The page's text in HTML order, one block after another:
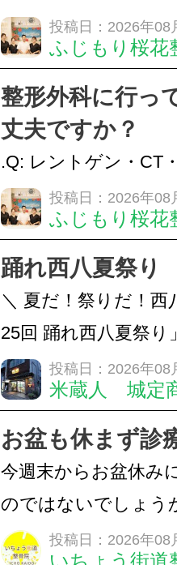
か？A：はい、お任
性的な肩こりの原因
慣など様々です。痛
し、お一人おひとり
をご提案します。.#
投稿日：2026年08
ふじもり桜花
整形外科に行っ
丈夫ですか？
.Q: レントゲン・CT
いなくても施術は受
A: はい、受けられま
態を丁寧に確認した
います。必要に応じ
ン・CT・MRIなどの
投稿日：2026年08
ふじもり桜花
踊れ西八夏祭り
＼ 夏だ！祭りだ！西
25回 踊れ西八夏祭
てくる！ 伝統の【阿
情熱の【よさこいソ
結！数多くの団体が
店街を舞台に最高の
投稿日：2026年08
米蔵人 城定
お盆も休まず診
今週末からお盆休み
のではないでしょう
長時間の運転などで
投稿日：2026年08
いちょう街道